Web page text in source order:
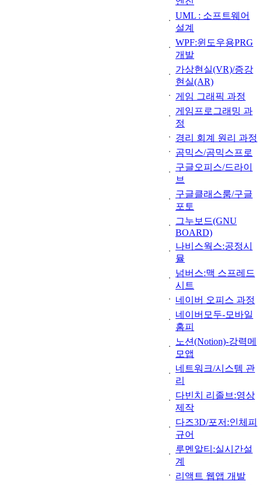
UML : 소프트웨어
설계
WPF:윈도우용PRG
개발
가상현실(VR)/증강
현실(AR)
게임 그래픽 과정
게임프로그래밍 과
정
경리 회계 원리 과정
곰믹스/곰믹스프로
구글오피스/드라이
브
구글클래스룸/구글
포토
그누보드(GNU
BOARD)
나비스웍스:공정시
뮬
넘버스:맥 스프레드
시트
네이버 오피스 과정
네이버모두-모바일
홈피
노션(Notion)-강력메
모앱
네트워크/시스템 관
리
다빈치 리졸브:영상
제작
다즈3D/포저:인체피
규어
루멘알티:실시간설
계
리액트 웹앱 개발